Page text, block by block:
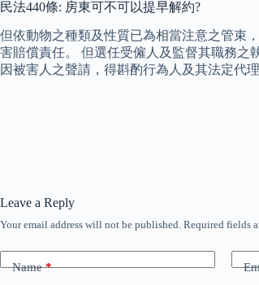
民法440條: 房東可不可以提早解約?
但依動物之種類及性質已為相當注意之管束
害賠償責任。 但選任受僱人及監督其職務之
因被害人之聲請，得斟酌行為人及其法定代
Leave a Reply
Your email address will not be published. Required fields
Name*